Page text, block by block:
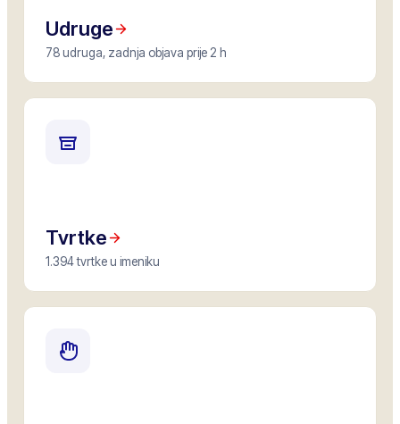
Udruge
78 udruga, zadnja objava prije 2 h
Tvrtke
1.394 tvrtke u imeniku